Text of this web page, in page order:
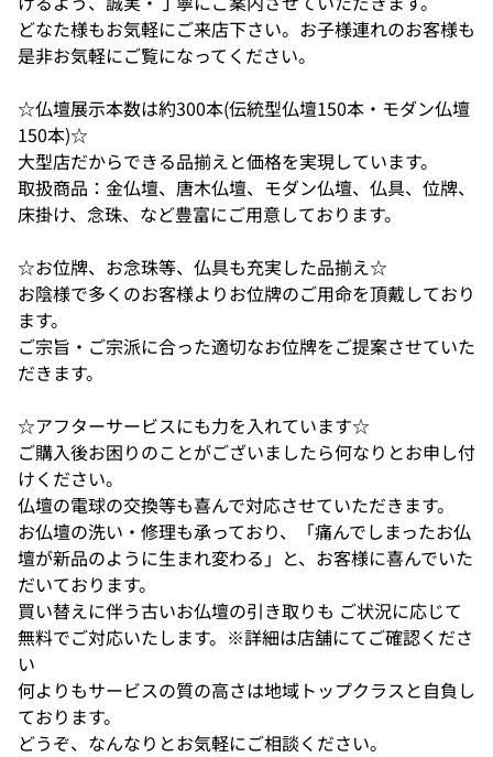
どなた様もお気軽にご来店下さい。お子様連れのお客様も
是非お気軽にご覧になってください。
☆仏壇展示本数は約300本(伝統型仏壇150本・モダン仏壇
150本)☆
大型店だからできる品揃えと価格を実現しています。
取扱商品：金仏壇、唐木仏壇、モダン仏壇、仏具、位牌、
床掛け、念珠、など豊富にご用意しております。
☆お位牌、お念珠等、仏具も充実した品揃え☆
お陰様で多くのお客様よりお位牌のご用命を頂戴しており
ます。
ご宗旨・ご宗派に合った適切なお位牌をご提案させていた
だきます。
☆アフターサービスにも力を入れています☆
ご購入後お困りのことがございましたら何なりとお申し付
けください。
仏壇の電球の交換等も喜んで対応させていただきます。
お仏壇の洗い・修理も承っており、「痛んでしまったお仏
壇が新品のように生まれ変わる」と、お客様に喜んでいた
だいております。
買い替えに伴う古いお仏壇の引き取りも ご状況に応じて
無料でご対応いたします。※詳細は店舗にてご確認くださ
い
何よりもサービスの質の高さは地域トップクラスと自負し
ております。
どうぞ、なんなりとお気軽にご相談ください。